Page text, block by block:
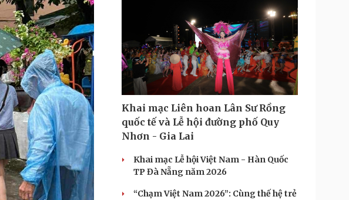
Khai mạc Liên hoan Lân Sư Rồng
quốc tế và Lễ hội đường phố Quy
Nhơn - Gia Lai
Khai mạc Lễ hội Việt Nam - Hàn Quốc
TP Đà Nẵng năm 2026
“Chạm Việt Nam 2026”: Cùng thế hệ trẻ